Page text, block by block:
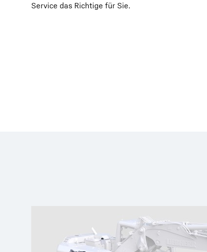
Service das Richtige für Sie.